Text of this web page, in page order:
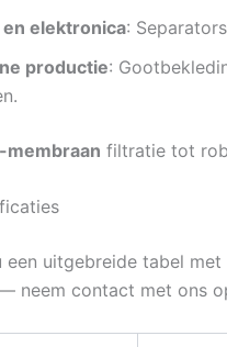
en elektronica:
productie:
membraan filtratie tot
een uitgebreide tabel
neem contact met ons